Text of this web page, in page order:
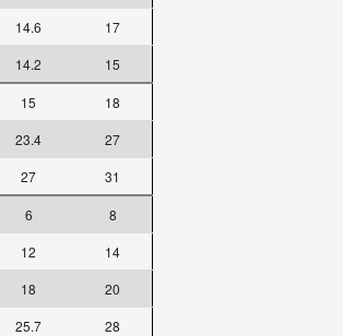
14.6
17
14.2 15
15
18
23.4
27
27 31
6
8
12
14
18
20
25.7 28